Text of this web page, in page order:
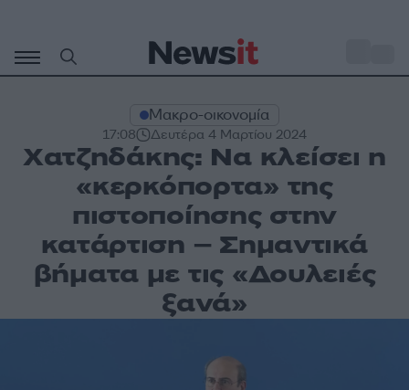
περιεχόμενο
Μακρο-οικονομία
17:08 Δευτέρα 4 Μαρτίου 2024
Χατζηδάκης: Να κλείσει η
«κερκόπορτα» της
πιστοποίησης στην
κατάρτιση – Σημαντικά
βήματα με τις «Δουλειές
ξανά»